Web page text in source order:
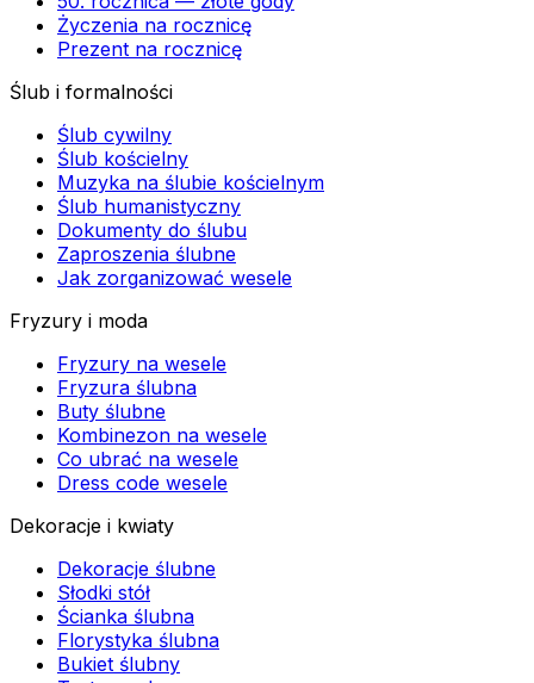
Życzenia na rocznicę
Prezent na rocznicę
Ślub i formalności
Ślub cywilny
Ślub kościelny
Muzyka na ślubie kościelnym
Ślub humanistyczny
Dokumenty do ślubu
Zaproszenia ślubne
Jak zorganizować wesele
Fryzury i moda
Fryzury na wesele
Fryzura ślubna
Buty ślubne
Kombinezon na wesele
Co ubrać na wesele
Dress code wesele
Dekoracje i kwiaty
Dekoracje ślubne
Słodki stół
Ścianka ślubna
Florystyka ślubna
Bukiet ślubny